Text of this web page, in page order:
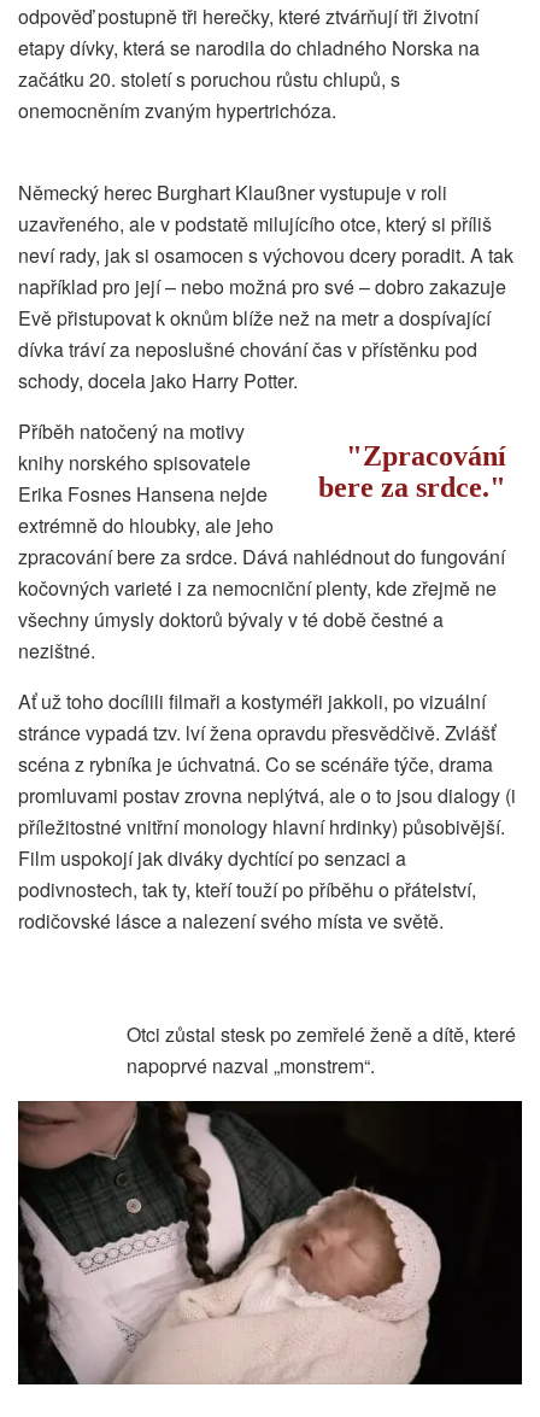
odpověď postupně tři herečky, které ztvárňují tři životní
etapy dívky, která se narodila do chladného Norska na
začátku 20. století s poruchou růstu chlupů, s
onemocněním zvaným hypertrichóza.
Německý herec Burghart Klaußner vystupuje v roli
uzavřeného, ale v podstatě milujícího otce, který si příliš
neví rady, jak si osamocen s výchovou dcery poradit. A tak
například pro její – nebo možná pro své – dobro zakazuje
Evě přistupovat k oknům blíže než na metr a dospívající
dívka tráví za neposlušné chování čas v přístěnku pod
schody, docela jako Harry Potter.
Zpracování
bere za srdce.
Příběh natočený na motivy
knihy norského spisovatele
Erika Fosnes Hansena nejde
extrémně do hloubky, ale jeho
zpracování bere za srdce. Dává nahlédnout do fungování
kočovných varieté i za nemocniční plenty, kde zřejmě ne
všechny úmysly doktorů bývaly v té době čestné a
nezištné.
Ať už toho docílili filmaři a kostyméři jakkoli, po vizuální
stránce vypadá tzv. lví žena opravdu přesvědčivě. Zvlášť
scéna z rybníka je úchvatná. Co se scénáře týče, drama
promluvami postav zrovna neplýtvá, ale o to jsou dialogy (i
příležitostné vnitřní monology hlavní hrdinky) působivější.
Film uspokojí jak diváky dychtící po senzaci a
podivnostech, tak ty, kteří touží po příběhu o přátelství,
rodičovské lásce a nalezení svého místa ve světě.
Otci zůstal stesk po zemřelé ženě a dítě, které
napoprvé nazval „monstrem“.